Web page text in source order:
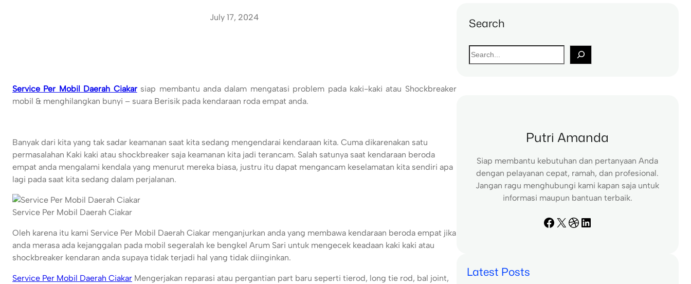
July 17, 2024
Service Per Mobil Daerah Ciakarsiap membantu anda dalam mengatasi problem pada kaki-kaki atau Shockbreaker
mobil & menghilangkan bunyi – suara Berisik pada kendaraan roda empat anda.
Banyak dari kita yang tak sadar keamanan saat kita sedang mengendarai kendaraan kita. Cuma dikarenakan satu
permasalahan Kaki kaki atau shockbreaker saja keamanan kita jadi terancam. Salah satunya saat kendaraan beroda
empat anda mengalami kendala yang menurut mereka biasa, justru itu dapat mengancam keselamatan kita sendiri apa
lagi pada saat kita sedang dalam perjalanan.
Service Per Mobil Daerah Ciakar
Oleh karena itu kami Service Per Mobil Daerah Ciakar menganjurkan anda yang membawa kendaraan beroda empat jika
anda merasa ada kejanggalan pada mobil segeralah ke bengkel Arum Sari untuk mengecek keadaan kaki kaki atau
shockbreaker kendaran anda supaya tidak terjadi hal yang tidak diinginkan.
Service Per Mobil Daerah Ciakar Mengerjakan reparasi atau pergantian part baru seperti tierod, long tie rod, bal joint,
Search
S
e
Putri Amanda
Siap membantu kebutuhan dan pertanyaan Anda
dengan pelayanan cepat, ramah, dan profesional.
Jangan ragu menghubungi kami kapan saja untuk
informasi maupun bantuan terbaik.
Facebook X Dribbble LinkedIn
Latest Posts